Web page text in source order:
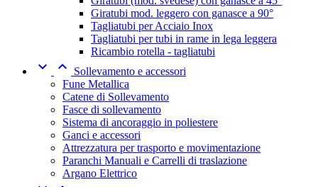
Giratubi mod. leggero con ganasce a 90°
Tagliatubi per Acciaio Inox
Tagliatubi per tubi in rame in lega leggera
Ricambio rotella - tagliatubi
 
Sollevamento e accessori
Fune Metallica
Catene di Sollevamento
Fasce di sollevamento
Sistema di ancoraggio in poliestere
Ganci e accessori
Attrezzatura per trasporto e movimentazione
Paranchi Manuali e Carrelli di traslazione
Argano Elettrico